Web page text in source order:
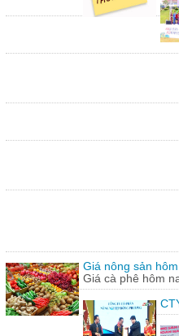
Giá nông sản
Giá cà phê hôm